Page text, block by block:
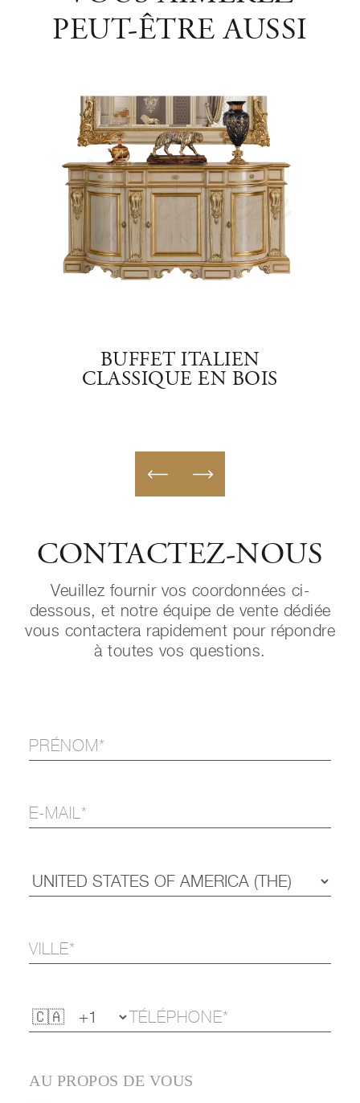
PEUT-ÊTRE AUSSI
BUFFET ITALIEN
CLASSIQUE EN BOIS
CONTACTEZ-NOUS
Veuillez fournir vos coordonnées ci-
dessous, et notre équipe de vente dédiée
vous contactera rapidement pour répondre
à toutes vos questions.
AU PROPOS DE VOUS